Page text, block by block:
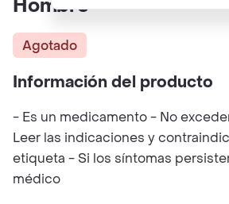
Hombre
Agotado
Información del producto
- Es un medicamento - No
Leer las indicaciones y
etiqueta - Si los síntomas
médico